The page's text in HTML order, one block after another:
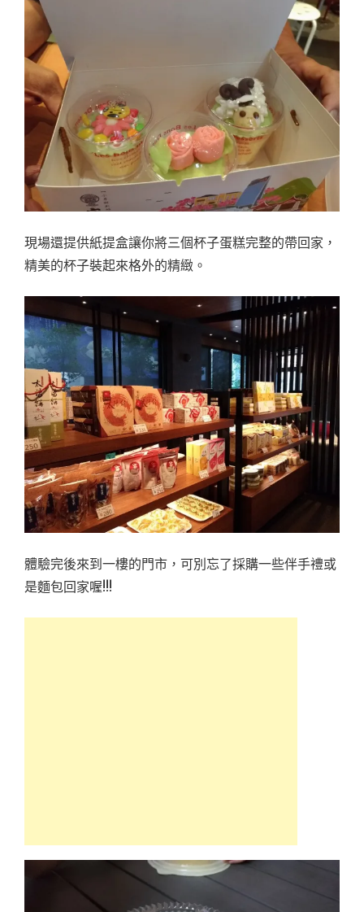
現場還提供紙提盒讓你將三個杯子蛋糕完整的帶回家，
精美的杯子裝起來格外的精緻。
體驗完後來到一樓的門市，可別忘了採購一些伴手禮或
是麵包回家喔!!!